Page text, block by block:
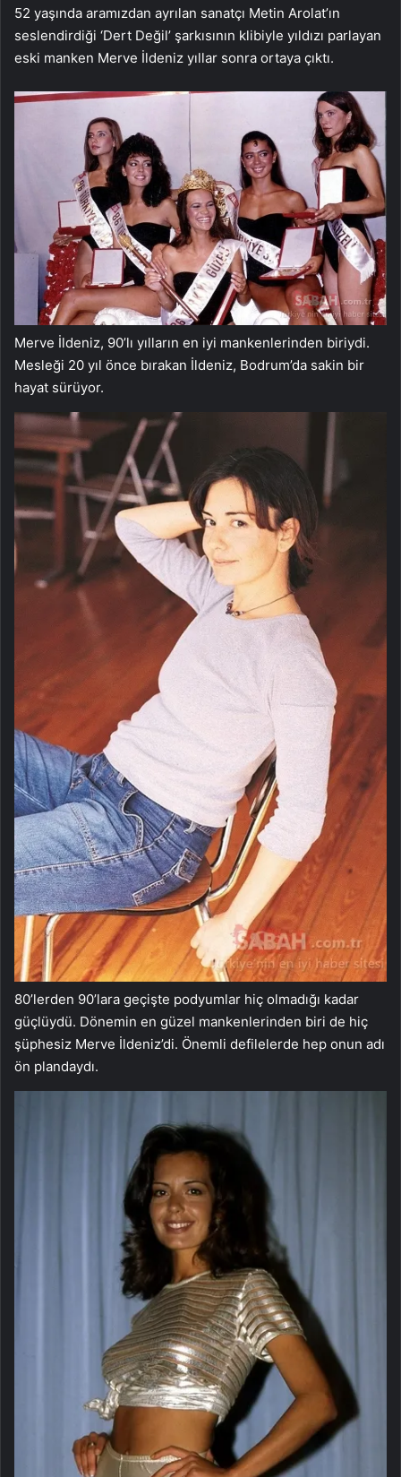
52 yaşında aramızdan ayrılan sanatçı Metin Arolat’ın
seslendirdiği ‘Dert Değil’ şarkısının klibiyle yıldızı parlayan
eski manken Merve İldeniz yıllar sonra ortaya çıktı.
Merve İldeniz, 90’lı yılların en iyi mankenlerinden biriydi.
Mesleği 20 yıl önce bırakan İldeniz, Bodrum’da sakin bir
hayat sürüyor.
80’lerden 90’lara geçişte podyumlar hiç olmadığı kadar
güçlüydü. Dönemin en güzel mankenlerinden biri de hiç
şüphesiz Merve İldeniz’di. Önemli defilelerde hep onun adı
ön plandaydı.